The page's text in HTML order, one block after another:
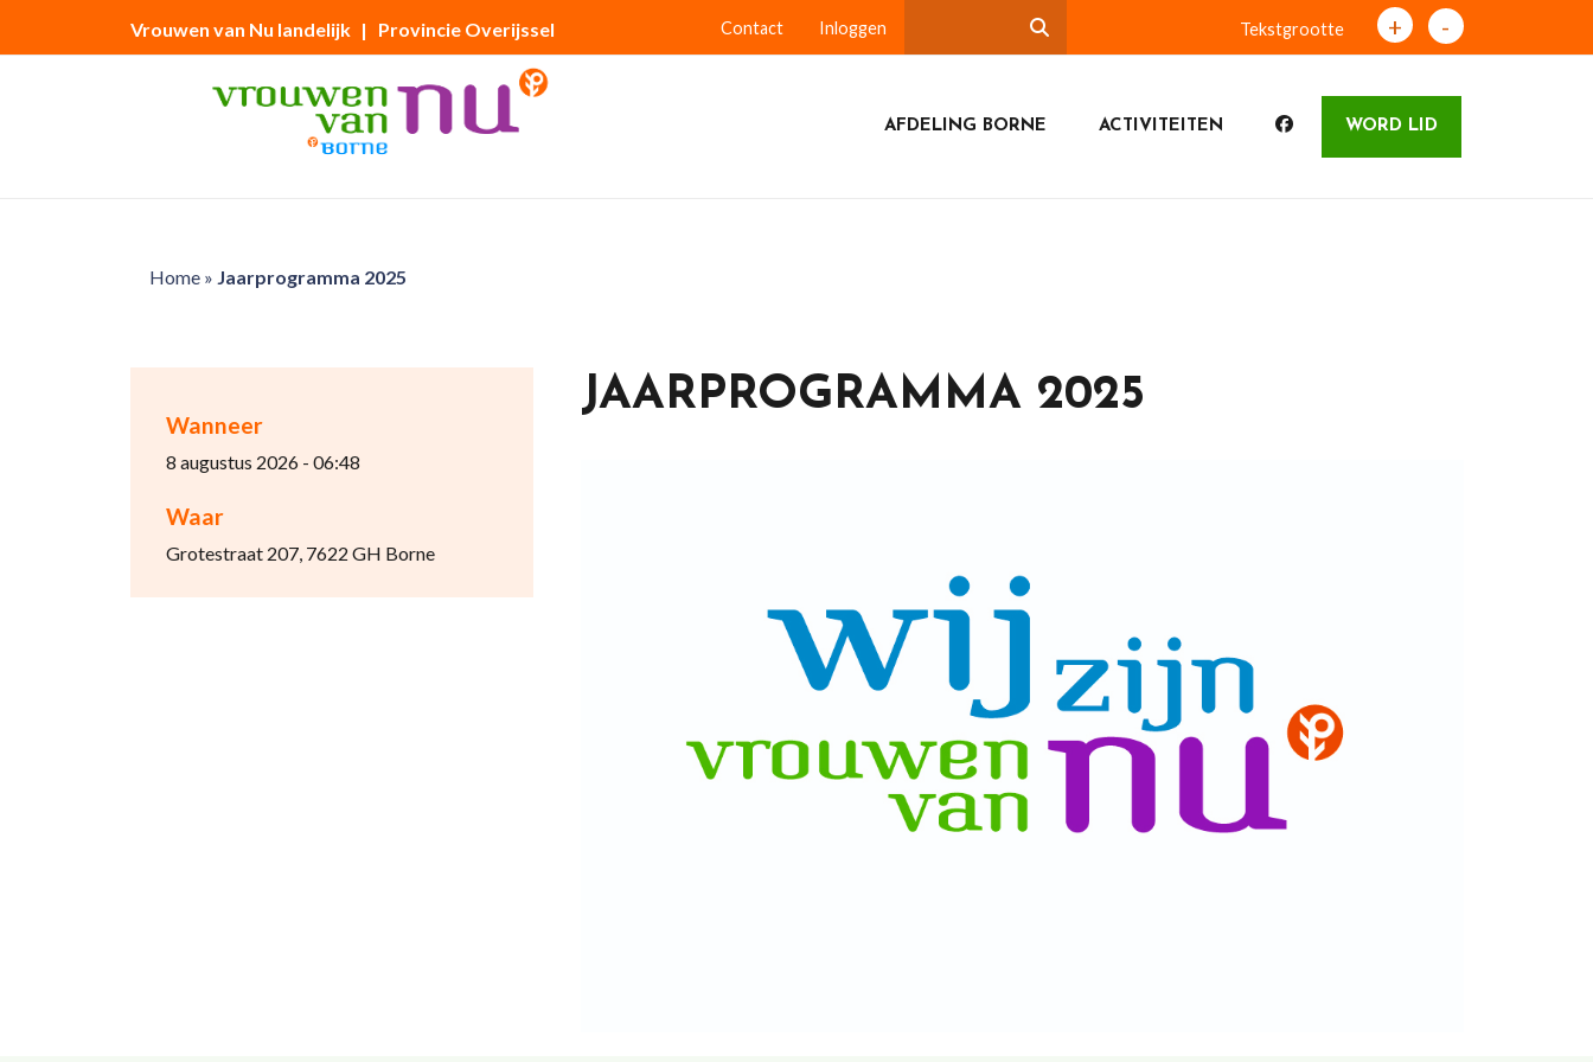
Vrouwen van Nu landelijk | Provincie Overijssel Contact Inloggen Tekstgrootte + -
AFDELING BORNE ACTIVITEITEN WORD LID
Home» Jaarprogramma 2025
Wanneer
8 augustus 2026 - 06:48
Waar
Grotestraat 207, 7622 GH Borne
JAARPROGRAMMA 2025